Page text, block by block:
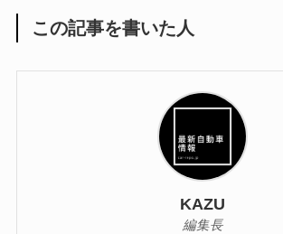
この記事を書いた人
KAZU
編集長